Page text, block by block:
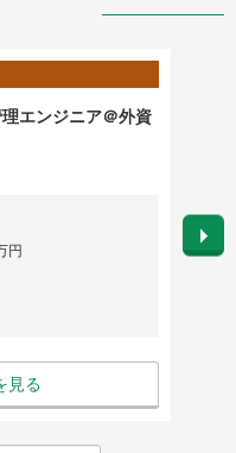
エンジニア＠外資
円
見る
勤務
英語
給